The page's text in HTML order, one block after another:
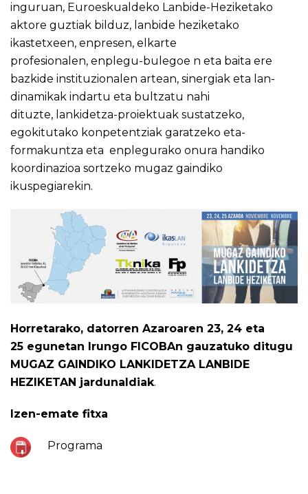
inguruan, Euroeskualdeko Lanbide-Heziketako
aktore guztiak bilduz, lanbide heziketako
ikastetxeen, enpresen, elkarte
profesionalen, enplegu-bulegoe n eta baita ere
bazkide instituzionalen artean, sinergiak eta lan-
dinamikak indartu eta bultzatu nahi
dituzte, lankidetza-proiektuak sustatzeko,
egokitutako konpetentziak garatzeko eta­
formakuntza eta ­ enplegurako ­onura handiko
koordinazioa sortzeko mugaz gaindiko
ikuspegiarekin.
Horretarako, datorren Azaroaren 23, 24 eta
25 egunetan Irungo FICOBAn gauzatuko ditugu
MUGAZ GAINDIKO LANKIDETZA LANBIDE
HEZIKETAN jardunaldiak.
Izen-emate fitxa
Programa